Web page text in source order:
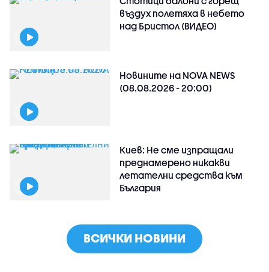
въздух полетяха в небето
над Бристол (ВИДЕО)
Новините на NOVA NEWS
(08.08.2026 - 20:00)
Киев: Не сме изпращали
преднамерено никакви
летателни средства към
България
ВСИЧКИ НОВИНИ